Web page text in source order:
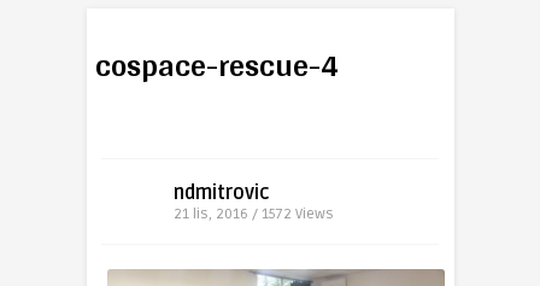
cospace-rescue-4
ndmitrovic
21 lis, 2016 / 1572 Views